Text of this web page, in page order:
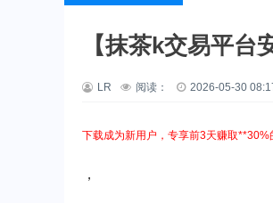
【抹茶k交易平
LR 阅读： 2026-05-30
下载成为新用户，专享前3天赚取**30%
，